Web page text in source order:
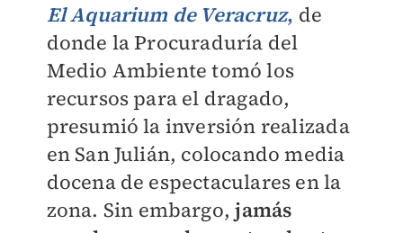
El Aquarium de Veracruz, de
donde la Procuraduría del
Medio Ambiente tomó los
recursos para el dragado,
presumió la inversión realizada
en San Julián, colocando media
docena de espectaculares en la
zona. Sin embargo, jamás